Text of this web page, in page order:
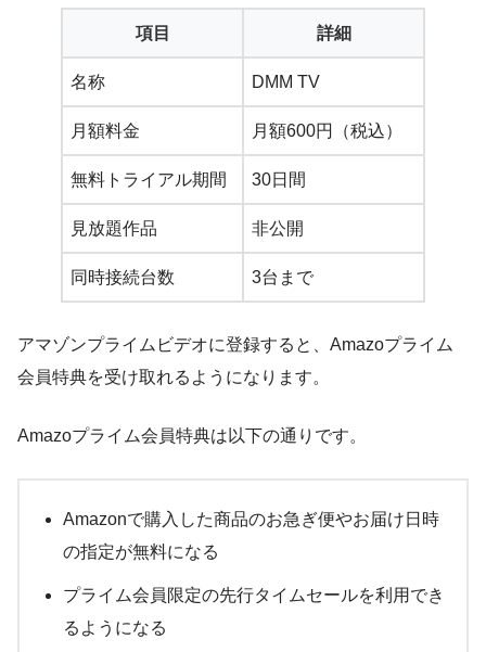
項目 詳細
名称 DMM TV
月額料金 月額600円（税込）
無料トライアル期間 30日間
見放題作品 非公開
同時接続台数 3台まで
アマゾンプライムビデオに登録すると、Amazoプライム
会員特典を受け取れるようになります。
Amazoプライム会員特典は以下の通りです。
Amazonで購入した商品のお急ぎ便やお届け日時
の指定が無料になる
プライム会員限定の先行タイムセールを利用でき
るようになる